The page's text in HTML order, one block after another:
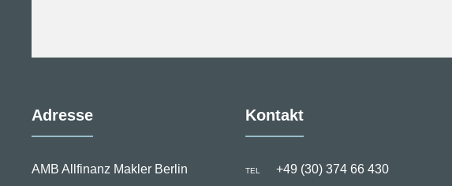
Adresse
AMB Allfinanz Makler Berlin
Kontakt
TEL +49 (30) 374 66 430